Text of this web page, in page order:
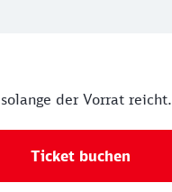
der Vorrat reicht.
Ticket buchen